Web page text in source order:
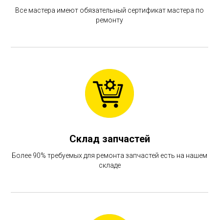
Все мастера имеют обязательный сертификат мастера по
ремонту
Склад запчастей
Более 90% требуемых для ремонта запчастей есть на нашем
складе